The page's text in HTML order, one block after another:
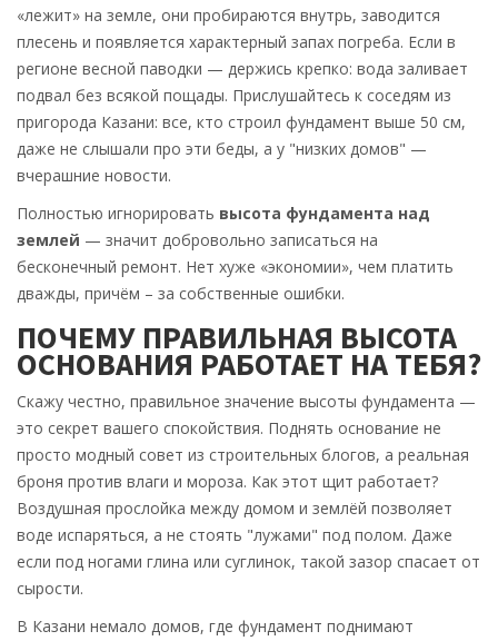
«лежит» на земле, они пробираются внутрь, заводится
плесень и появляется характерный запах погреба. Если в
регионе весной паводки — держись крепко: вода заливает
подвал без всякой пощады. Прислушайтесь к соседям из
пригорода Казани: все, кто строил фундамент выше 50 см,
даже не слышали про эти беды, а у "низких домов" —
вчерашние новости.
Полностью игнорировать высота фундамента над
землей — значит добровольно записаться на
бесконечный ремонт. Нет хуже «экономии», чем платить
дважды, причём – за собственные ошибки.
ПОЧЕМУ ПРАВИЛЬНАЯ ВЫСОТА
ОСНОВАНИЯ РАБОТАЕТ НА ТЕБЯ?
Скажу честно, правильное значение высоты фундамента —
это секрет вашего спокойствия. Поднять основание не
просто модный совет из строительных блогов, а реальная
броня против влаги и мороза. Как этот щит работает?
Воздушная прослойка между домом и землёй позволяет
воде испаряться, а не стоять "лужами" под полом. Даже
если под ногами глина или суглинок, такой зазор спасает от
сырости.
В Казани немало домов, где фундамент поднимают